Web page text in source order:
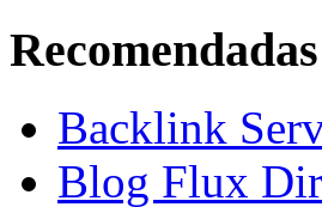
Recomendadas
Backlink
Blog Flux